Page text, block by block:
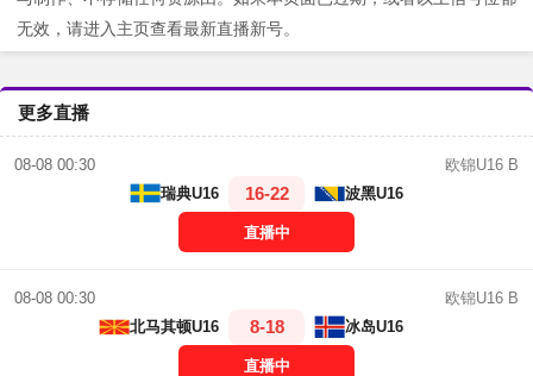
无效，请进入主页查看最新直播新号。
更多直播
08-08 00:30
欧锦U16 B
瑞典U16
16-22 波黑U16
直播中
08-08 00:30
欧锦U16 B
北马其顿U16
8-18 冰岛U16
直播中